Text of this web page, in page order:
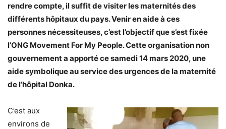
rendre compte, il suffit de visiter les maternités des
différents hôpitaux du pays. Venir en aide à ces
personnes nécessiteuses, c’est l’objectif que s’est fixée
l’ONG Movement For My People. Cette organisation non
gouvernement a apporté ce samedi 14 mars 2020, une
aide symbolique au service des urgences de la maternité
de l’hôpital Donka.
C’est aux
environs de